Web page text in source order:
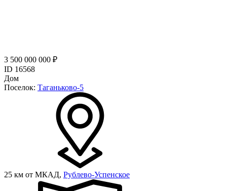
3 500 000 000 ₽
ID 16568
Дом
Поселок: Таганьково-5
25 км от МКАД, Рублево-Успенское